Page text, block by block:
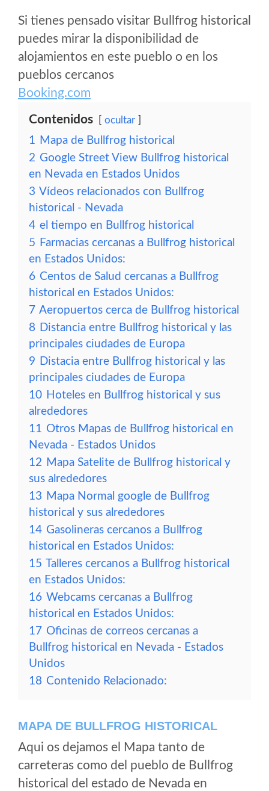
Si tienes pensado visitar Bullfrog historical
puedes mirar la disponibilidad de
alojamientos en este pueblo o en los
pueblos cercanos
Booking.com
Contenidos ocultar
1 Mapa de Bullfrog historical
2 Google Street View Bullfrog historical
en Nevada en Estados Unidos
3 Vídeos relacionados con Bullfrog
historical - Nevada
4 el tiempo en Bullfrog historical
5 Farmacias cercanas a Bullfrog historical
en Estados Unidos:
6 Centos de Salud cercanas a Bullfrog
historical en Estados Unidos:
7 Aeropuertos cerca de Bullfrog historical
8 Distancia entre Bullfrog historical y las
principales ciudades de Europa
9 Distacia entre Bullfrog historical y las
principales ciudades de Europa
10 Hoteles en Bullfrog historical y sus
alrededores
11 Otros Mapas de Bullfrog historical en
Nevada - Estados Unidos
12 Mapa Satelite de Bullfrog historical y
sus alrededores
13 Mapa Normal google de Bullfrog
historical y sus alrededores
14 Gasolineras cercanos a Bullfrog
historical en Estados Unidos:
15 Talleres cercanos a Bullfrog historical
en Estados Unidos:
16 Webcams cercanas a Bullfrog
historical en Estados Unidos:
17 Oficinas de correos cercanas a
Bullfrog historical en Nevada - Estados
Unidos
18 Contenido Relacionado:
MAPA DE BULLFROG HISTORICAL
Aqui os dejamos el Mapa tanto de
carreteras como del pueblo de Bullfrog
historical del estado de Nevada en